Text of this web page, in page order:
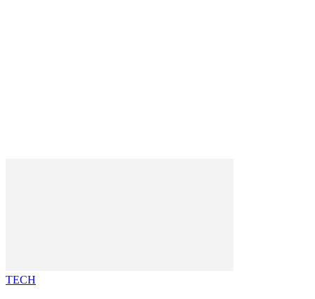
TECH